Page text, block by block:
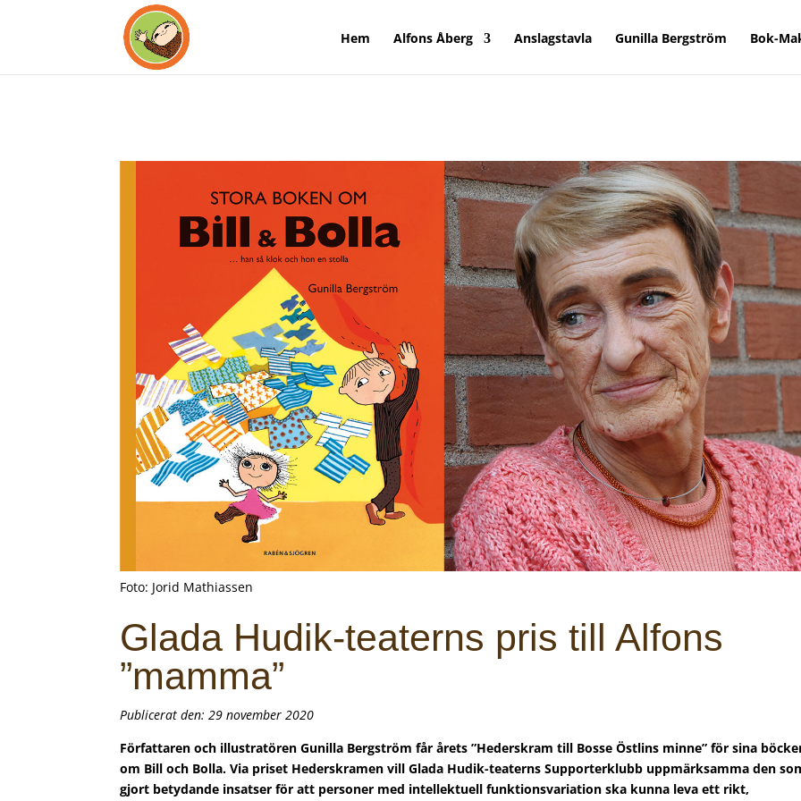
Hem Alfons Åberg Anslagstavla Gunilla Bergström Bok-
Foto: Jorid Mathiassen
Glada Hudik-teaterns pris till Alfons
”mamma”
Publicerat den: 29 november 2020
Författaren och illustratören Gunilla Bergström får årets ”Hederskram till Bosse Östlins minne” för sina
om Bill och Bolla. Via priset Hederskramen vill Glada Hudik-teaterns Supporterklubb uppmärksamma den
gjort betydande insatser för att personer med intellektuell funktionsvariation ska kunna leva ett rikt,